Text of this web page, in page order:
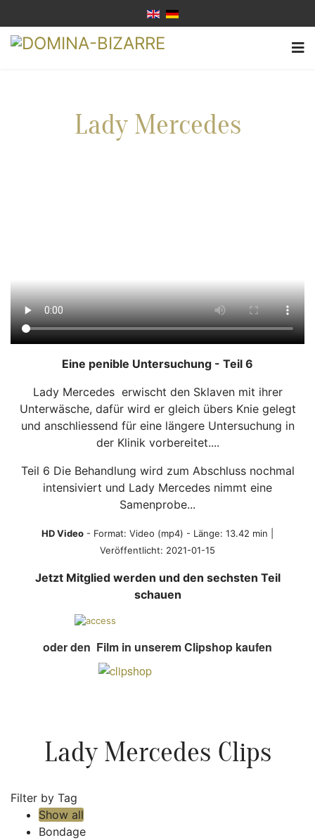
Lady Mercedes
Eine penible Untersuchung - Teil 6
Lady Mercedes erwischt den Sklaven mit ihrer
Unterwäsche, dafür wird er gleich übers Knie gelegt
und anschliessend für eine längere Untersuchung in
der Klinik vorbereitet....
Teil 6 Die Behandlung wird zum Abschluss nochmal
intensiviert und Lady Mercedes nimmt eine
Samenprobe...
HD Video - Format: Video (mp4) - Länge: 13.42 min |
Veröffentlicht: 2021-01-15
Jetzt Mitglied werden und den sechsten Teil
schauen
oder den Film in unserem Clipshop kaufen
Lady Mercedes Clips
Filter by Tag
Show all
Bondage